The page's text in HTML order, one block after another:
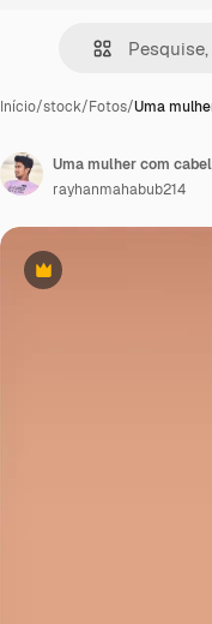
Início/stock/Fotos/Uma
Premium
Uma mulher com
rayhanmahabub214